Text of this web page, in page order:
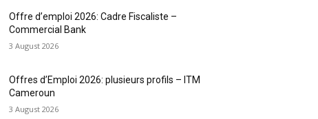
Offre d’emploi 2026: Cadre Fiscaliste –
Commercial Bank
3 August 2026
Offres d’Emploi 2026: plusieurs profils – ITM
Cameroun
3 August 2026